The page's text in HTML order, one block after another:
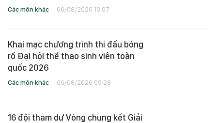
Các môn khác 06/08/2026 10:07
Khai mạc chương trình thi đấu bóng
rổ Đại hội thể thao sinh viên toàn
quốc 2026
Các môn khác 06/08/2026 09:28
16 đội tham dự Vòng chung kết Giải